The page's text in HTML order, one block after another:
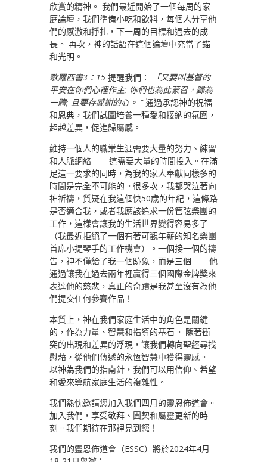
欣賞的精神。 我們最近開始了一個每周的家
庭論壇，我們準備小吃和飲料，每個人分享他
們的感激和掙扎，下一周的目標和過去的成
長。 再次，神的話語在這個論壇中充當了錨
和光明。
歌羅西書3：15 提醒我們：
「又要叫基督的
平安在你們心裡作主; 你們也為此蒙召，歸為
一體; 且要存感謝的心。 “通過承認神的祝福
和恩典，我們試圖培養一種愛和接納的氛圍，
超越差異，促進歸屬感。
維持一個人的職業生涯需要大量的努力、練習
和人脈網絡——這需要大量的時間投入。在滿
足這一要求的同時，為我的家人奉獻同樣多的
時間是完全不可能的。很多次，我都哭泣著向
神祈禱，質疑在我這個快50歲的年紀，這條路
是否適合我，或者我應該追求一份管弦樂團的
工作，這樣會讓我的生活世界變得容易多了
（我最近拒絕了一個有著可觀年薪的知名樂團
首席小提琴手的工作機會）。一個接一個的禱
告，神不僅給了我一個跡象，而是三個——他
通過讓我在過去兩年裡贏得三個國際金牌獎來
表達他的慈悲，真正的奇蹟是我甚至沒有為他
們提交任何參賽作品！
本質上，神在我們家庭生活中的角色是關鍵
的，作為力量、智慧和指導的基石。 隨著衝
突的出現和差異的浮現，讓我們轉向聖經尋找
慰藉，從他們傳遞的永恆智慧中獲得靈感。
以神為我們的指南針，我們可以用信仰、希望
和愛來導航家庭生活的複雜性。
我們熱忱邀請您加入我們四月的靈恩佈道會。
加入我們，享受敬拜、團契和屬靈更新的時
刻。我們期待在那裡見到您！
我們的靈恩佈道會（ESSC）將於2024年4月